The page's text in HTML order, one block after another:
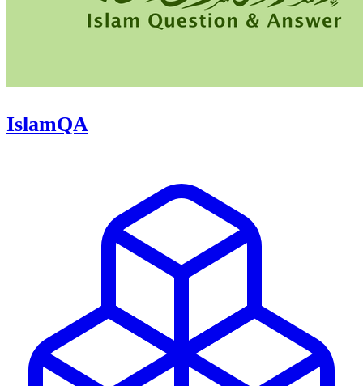
IslamQA